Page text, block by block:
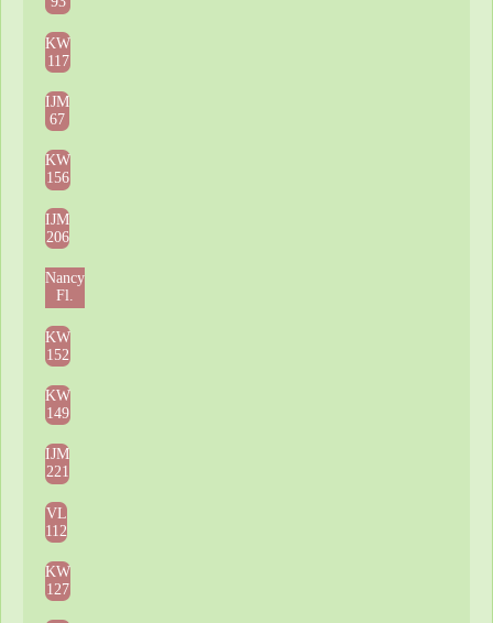
KW
117
IJM
67
KW
156
IJM
206
Nancy
Fl.
KW
152
KW
149
IJM
221
VL
112
KW
127